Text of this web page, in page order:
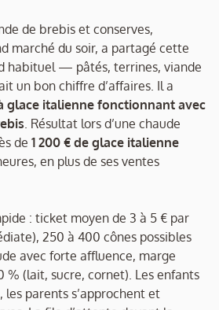
de brebis et conserves,
marché du soir, a partagé cette
habituel — pâtés, terrines, viande
un bon chiffre d’affaires. Il a
glace italienne fonctionnant avec
. Résultat lors d’une chaude
de 1 200 € de glace italienne
en plus de ses ventes
: ticket moyen de 3 à 5 € par
250 à 400 cônes possibles
avec forte affluence, marge
% (lait, sucre, cornet). Les enfants
parents s’approchent et